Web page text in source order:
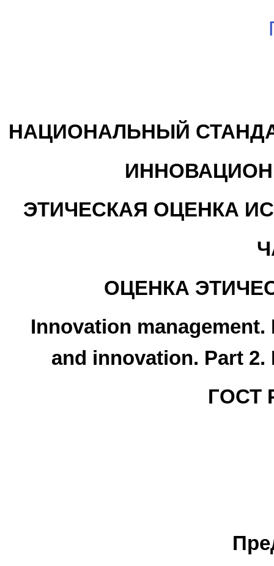
НАЦИОНАЛЬНЫЙ
ЭТИЧЕСКАЯ ОЦЕНКА
ОЦЕНКА
Innovation
and innovation. Part
ГОСТ